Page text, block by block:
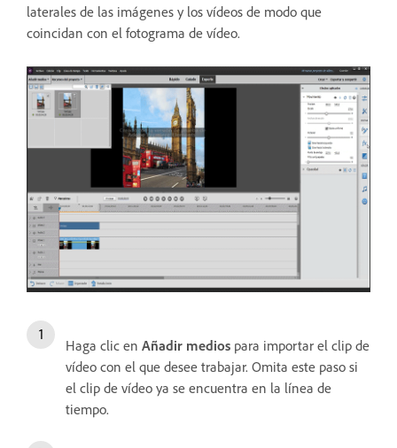
laterales de las imágenes y los vídeos de modo que
coincidan con el fotograma de vídeo.
Haga clic en Añadir medios para importar el clip de
vídeo con el que desee trabajar. Omita este paso si
el clip de vídeo ya se encuentra en la línea de
tiempo.